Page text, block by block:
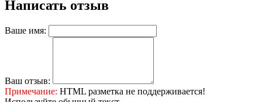
Написать отзыв
Ваше имя:
Ваш отзыв:
Примечание: HTML разметка не поддерживается!